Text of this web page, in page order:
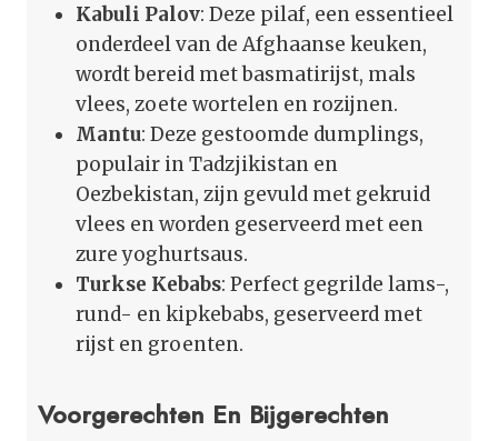
Kabuli Palov: Deze pilaf, een essentieel
onderdeel van de Afghaanse keuken,
wordt bereid met basmatirijst, mals
vlees, zoete wortelen en rozijnen.
Mantu: Deze gestoomde dumplings,
populair in Tadzjikistan en
Oezbekistan, zijn gevuld met gekruid
vlees en worden geserveerd met een
zure yoghurtsaus.
Turkse Kebabs: Perfect gegrilde lams-,
rund- en kipkebabs, geserveerd met
rijst en groenten.
Voorgerechten En Bijgerechten